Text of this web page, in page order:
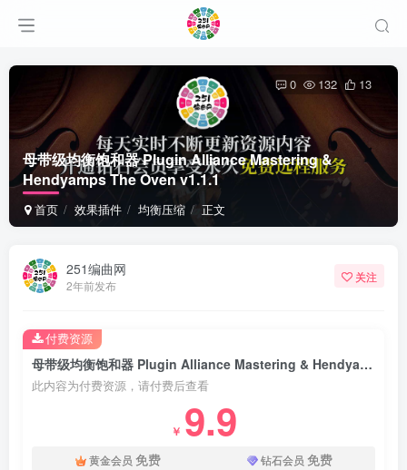
母带级均衡饱和器 Plugin Alliance Mastering &
Hendyamps The Oven v1.1.1
首页 效果插件 均衡压缩 正文
0 132 13
251编曲网
2年前发布
关注
母带级均衡饱和器 Plugin Alliance Mastering & Hendyamps The Oven v1.1.1
此内容为付费资源，请付费后查看
￥ 9.9
黄金会员 免费 钻石会员 免费
付费资源